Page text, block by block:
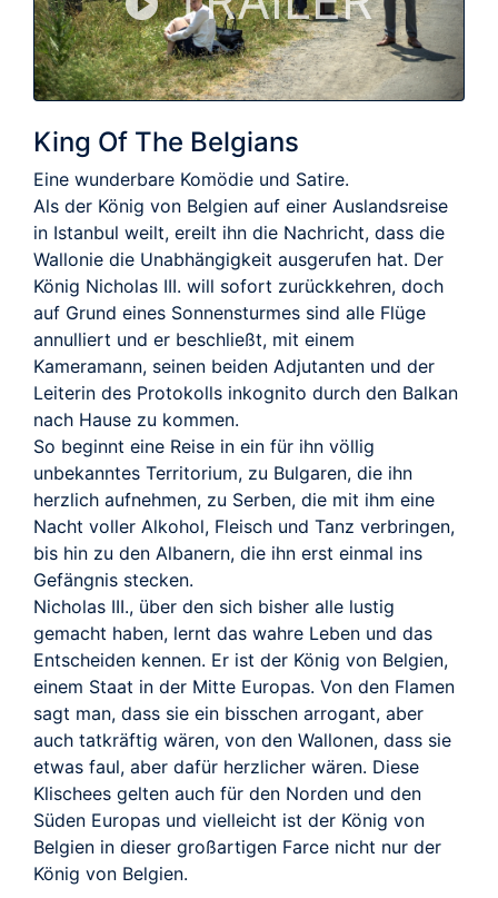
King Of The Belgians
Eine wunderbare Komödie und Satire.
Als der König von Belgien auf einer Auslandsreise
in Istanbul weilt, ereilt ihn die Nachricht, dass die
Wallonie die Unabhängigkeit ausgerufen hat. Der
König Nicholas III. will sofort zurückkehren, doch
auf Grund eines Sonnensturmes sind alle Flüge
annulliert und er beschließt, mit einem
Kameramann, seinen beiden Adjutanten und der
Leiterin des Protokolls inkognito durch den Balkan
nach Hause zu kommen.
So beginnt eine Reise in ein für ihn völlig
unbekanntes Territorium, zu Bulgaren, die ihn
herzlich aufnehmen, zu Serben, die mit ihm eine
Nacht voller Alkohol, Fleisch und Tanz verbringen,
bis hin zu den Albanern, die ihn erst einmal ins
Gefängnis stecken.
Nicholas III., über den sich bisher alle lustig
gemacht haben, lernt das wahre Leben und das
Entscheiden kennen. Er ist der König von Belgien,
einem Staat in der Mitte Europas. Von den Flamen
sagt man, dass sie ein bisschen arrogant, aber
auch tatkräftig wären, von den Wallonen, dass sie
etwas faul, aber dafür herzlicher wären. Diese
Klischees gelten auch für den Norden und den
Süden Europas und vielleicht ist der König von
Belgien in dieser großartigen Farce nicht nur der
König von Belgien.